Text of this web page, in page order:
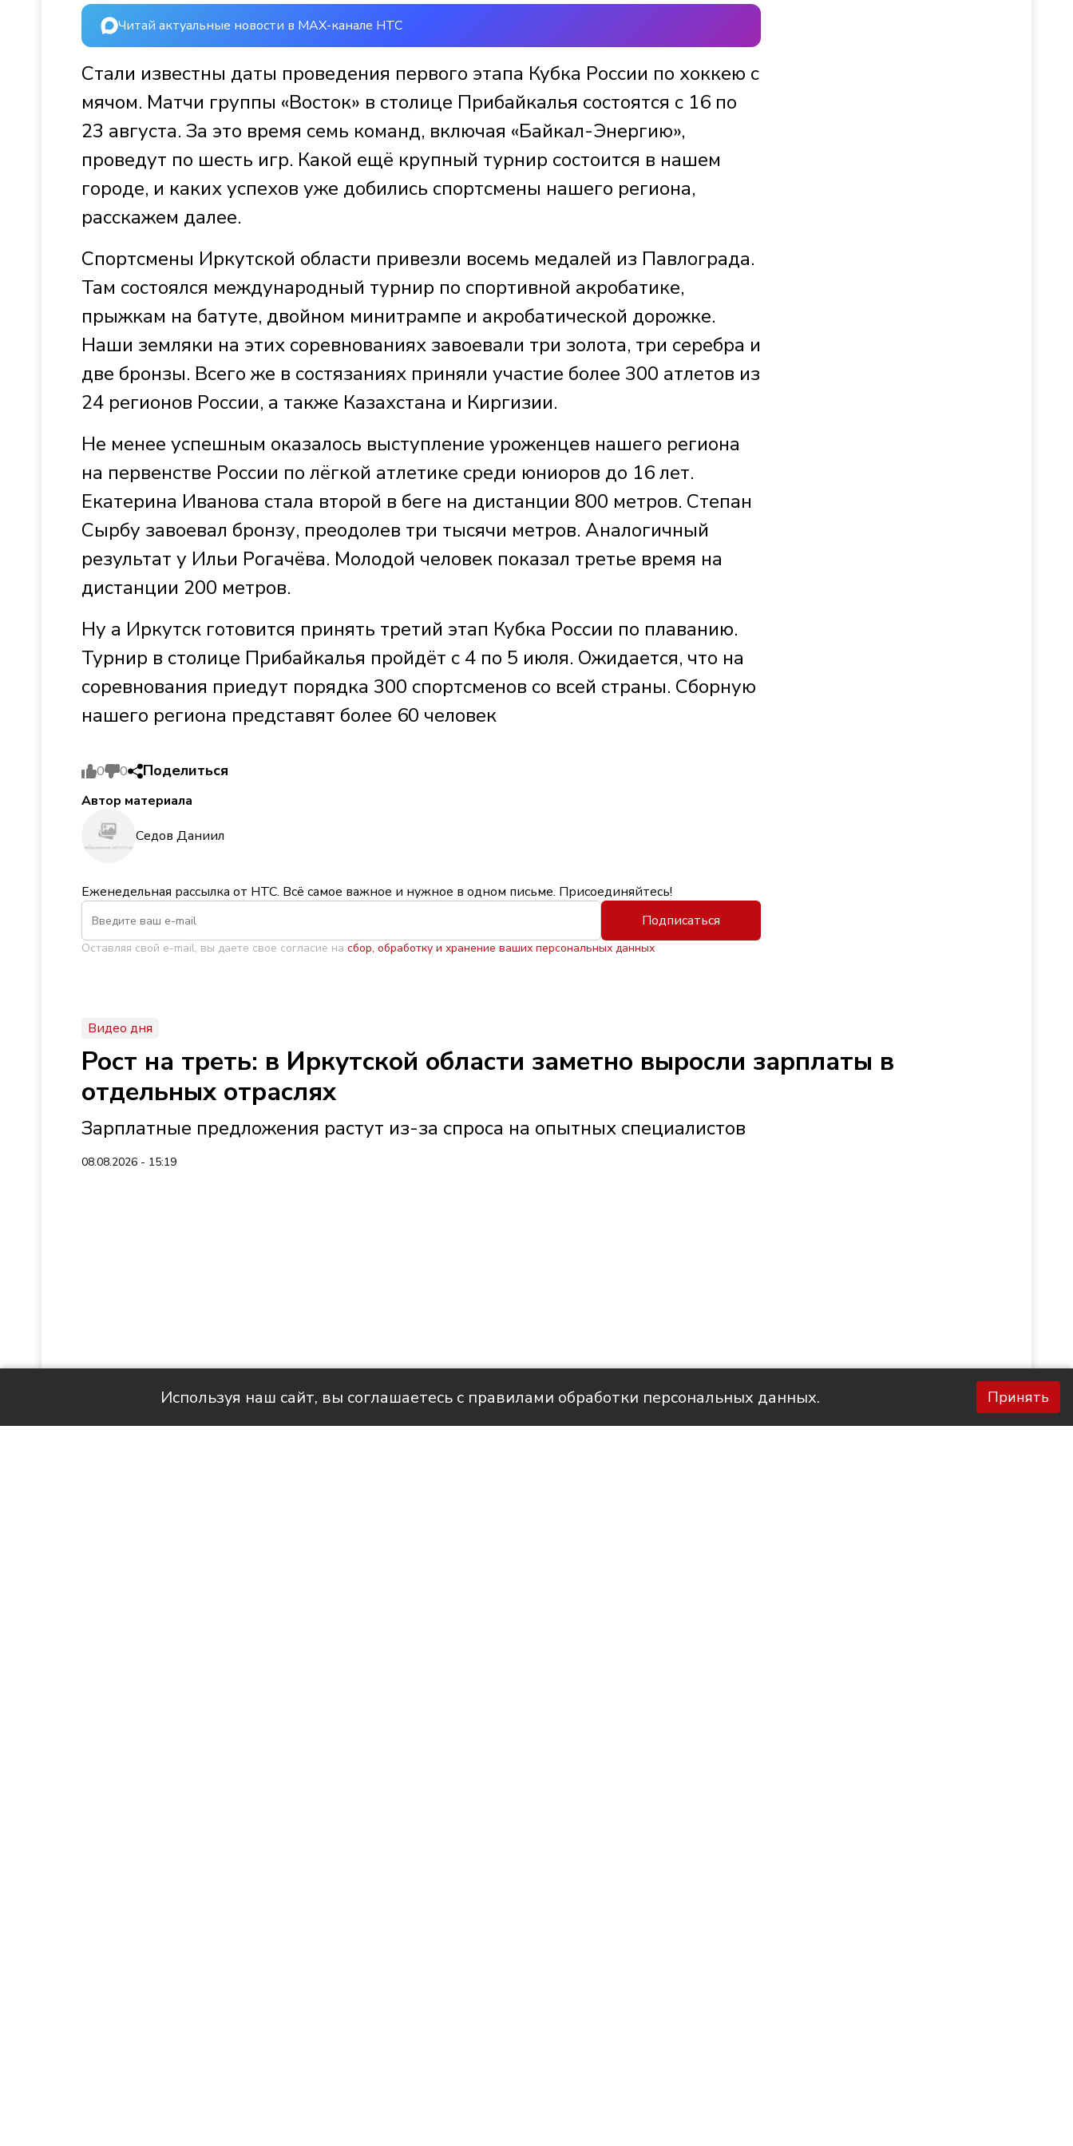
Читай актуальные новости в MAX-канале НТС
Стали известны даты проведения первого этапа Кубка России по хоккею с
мячом. Матчи группы «Восток» в столице Прибайкалья состоятся с 16 по
23 августа. За это время семь команд, включая «Байкал-Энергию»,
проведут по шесть игр. Какой ещё крупный турнир состоится в нашем
городе, и каких успехов уже добились спортсмены нашего региона,
расскажем далее.
Спортсмены Иркутской области привезли восемь медалей из Павлограда.
Там состоялся международный турнир по спортивной акробатике,
прыжкам на батуте, двойном минитрампе и акробатической дорожке.
Наши земляки на этих соревнованиях завоевали три золота, три серебра и
две бронзы. Всего же в состязаниях приняли участие более 300 атлетов из
24 регионов России, а также Казахстана и Киргизии.
Не менее успешным оказалось выступление уроженцев нашего региона
на первенстве России по лёгкой атлетике среди юниоров до 16 лет.
Екатерина Иванова стала второй в беге на дистанции 800 метров. Степан
Сырбу завоевал бронзу, преодолев три тысячи метров. Аналогичный
результат у Ильи Рогачёва. Молодой человек показал третье время на
дистанции 200 метров.
Ну а Иркутск готовится принять третий этап Кубка России по плаванию.
Турнир в столице Прибайкалья пройдёт с 4 по 5 июля. Ожидается, что на
соревнования приедут порядка 300 спортсменов со всей страны. Сборную
нашего региона представят более 60 человек
0 0 Поделиться
Автор материала
Седов Даниил
Еженедельная рассылка от НТС. Всё самое важное и нужное в одном письме. Присоединяйтесь!
Подписаться
Оставляя свой e-mail, вы даете свое согласие на сбор, обработку и хранение ваших персональных данных
Видео дня
Рост на треть: в Иркутской области заметно выросли зарплаты в
отдельных отраслях
Зарплатные предложения растут из-за спроса на опытных специалистов
08.08.2026 - 15:19
Используя наш сайт, вы соглашаетесь с правилами обработки персональных данных. Принять